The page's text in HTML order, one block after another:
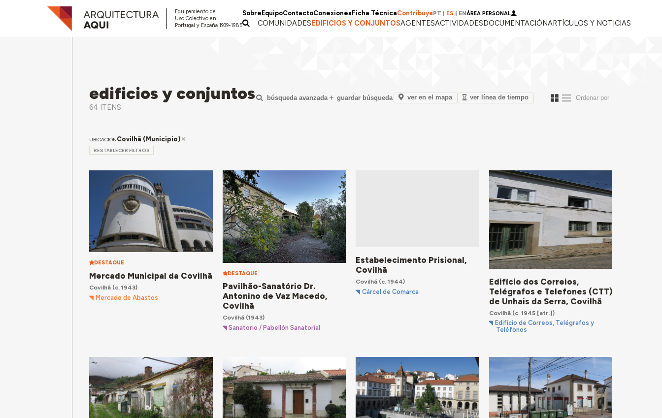
Equipamiento de
Uso Colectivo en
Portugal y España 1939-1985
Sobre EquipoContactoConexiones Ficha TécnicaContribuyaPT ES ENÁREA PERSONAL
COMUNIDADESEDIFICIOS Y CONJUNTOSAGENTESACTIVIDADESDOCUMENTACIÓNARTÍCULOS Y NOTICIAS
edificios y conjuntos
64 ITENS
búsqueda avanzada guardar búsqueda ver en el mapa ver línea de tiempo
UBICACIÓNCovilhã (Municipio)
RESTABLECER FILTROS
DESTAQUE
Mercado Municipal da Covilhã
Covilhã (c. 1943)
Mercado de Abastos
DESTAQUE
Pavilhão-Sanatório Dr.
Antonino de Vaz Macedo,
Covilhã
Covilhã(1943)
Sanatorio / Pabellón Sanatorial
Estabelecimento Prisional,
Covilhã
Covilhã (c. 1944)
Cárcel de Comarca
Edifício dos Correios,
Telégrafos e Telefones (CTT)
de Unhais da Serra, Covilhã
Covilhã(c. 1945 [atr.])
Edificio de Correos, Telégrafos y
Teléfonos